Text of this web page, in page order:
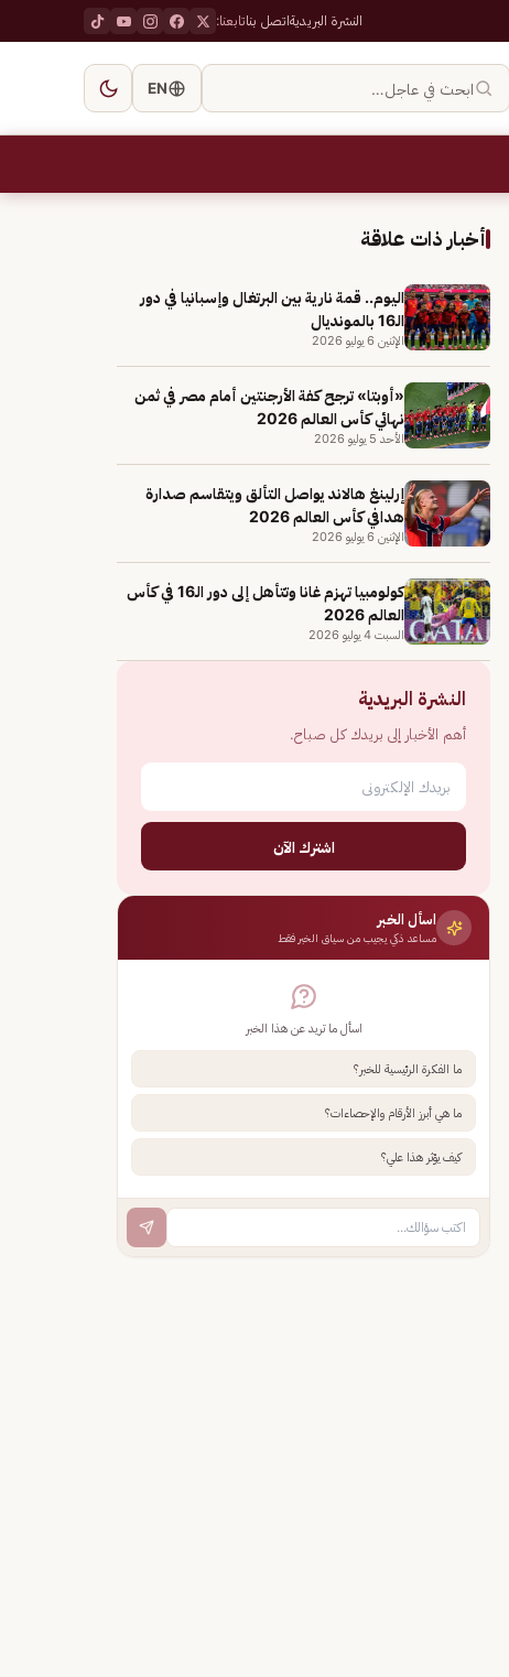
النشرة البريديةاتصل بناتابعنا:
ابحث في عاجل… EN
أخبار ذات علاقة
اليوم.. قمة نارية بين البرتغال وإسبانيا في دور
الـ16 بالمونديال
الإثنين 6 يوليو 2026
«أوبتا» ترجح كفة الأرجنتين أمام مصر في ثمن
نهائي كأس العالم 2026
الأحد 5 يوليو 2026
إرلينغ هالاند يواصل التألق ويتقاسم صدارة
هدافي كأس العالم 2026
الإثنين 6 يوليو 2026
كولومبيا تهزم غانا وتتأهل إلى دور الـ16 في كأس
العالم 2026
السبت 4 يوليو 2026
النشرة البريدية
أهم الأخبار إلى بريدك كل صباح.
اشترك الآن
اسأل الخبر
مساعد ذكي يجيب من سياق الخبر فقط
اسأل ما تريد عن هذا الخبر
ما الفكرة الرئيسية للخبر؟
ما هي أبرز الأرقام والإحصاءات؟
كيف يؤثر هذا علي؟